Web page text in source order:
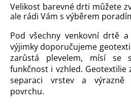
Velikost barevné drti můžete
ale rádi Vám s výběrem
Pod všechny venkovní drtě
výjimky doporučujeme
zarůstá plevelem, mísí se
funkčnost i vzhled. Geotextilie
separaci vrstev a výrazně
povrchu.